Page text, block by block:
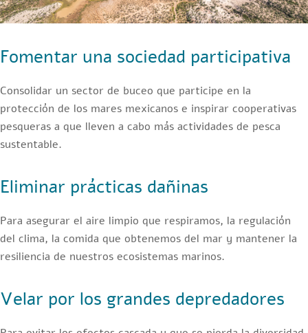
Fomentar una sociedad participativa
Consolidar un sector de buceo que participe en la
protección de los mares mexicanos e inspirar cooperativas
pesqueras a que lleven a cabo más actividades de pesca
sustentable.
Eliminar prácticas dañinas
Para asegurar el aire limpio que respiramos, la regulación
del clima, la comida que obtenemos del mar y mantener la
resiliencia de nuestros ecosistemas marinos.
Velar por los grandes depredadores